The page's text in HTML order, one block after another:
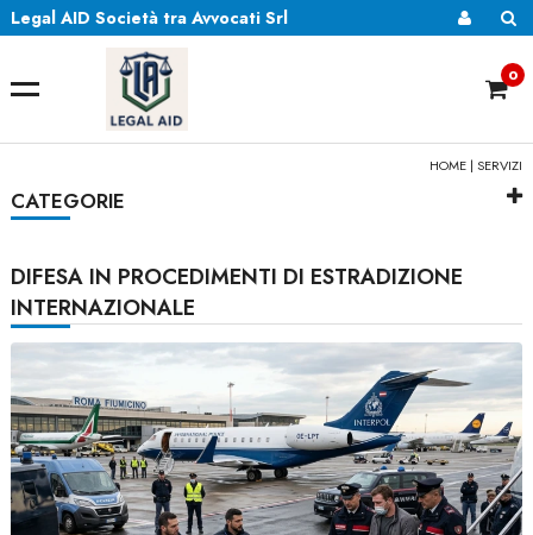
Legal AID Società tra Avvocati Srl
0
HOME |SERVIZI
CATEGORIE
DIFESA IN PROCEDIMENTI DI ESTRADIZIONE
INTERNAZIONALE